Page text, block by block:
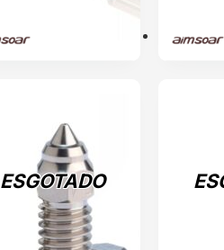
ESGOTADO